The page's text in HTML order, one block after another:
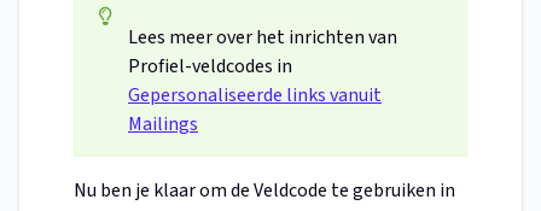
Lees meer over het inrichten van
Profiel-veldcodes in
Gepersonaliseerde links vanuit
Mailings
Nu ben je klaar om de Veldcode te gebruiken in